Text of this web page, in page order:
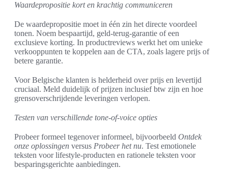
Waardepropositie kort en krachtig communiceren
De waardepropositie moet in één zin het directe voordeel
tonen. Noem bespaartijd, geld-terug-garantie of een
exclusieve korting. In productreviews werkt het om unieke
verkooppunten te koppelen aan de CTA, zoals lagere prijs of
betere garantie.
Voor Belgische klanten is helderheid over prijs en levertijd
cruciaal. Meld duidelijk of prijzen inclusief btw zijn en hoe
grensoverschrijdende leveringen verlopen.
Testen van verschillende tone-of-voice opties
Probeer formeel tegenover informeel, bijvoorbeeld Ontdek
onze oplossingen versus Probeer het nu. Test emotionele
teksten voor lifestyle-producten en rationele teksten voor
besparingsgerichte aanbiedingen.